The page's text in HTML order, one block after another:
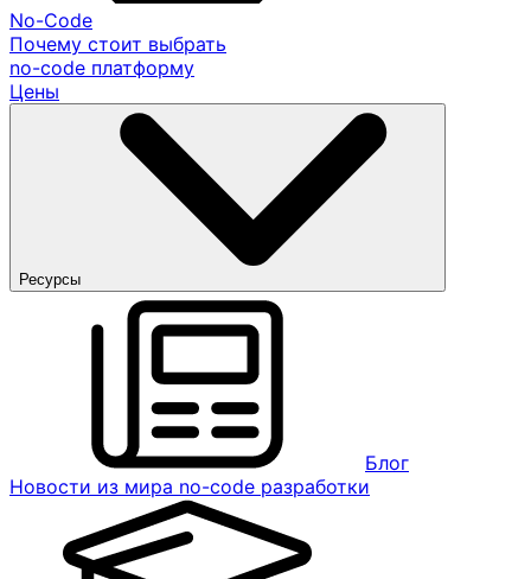
No-Code
Почему стоит выбрать
no-code платформу
Цены
Ресурсы
Блог
Новости из мира no-code разработки